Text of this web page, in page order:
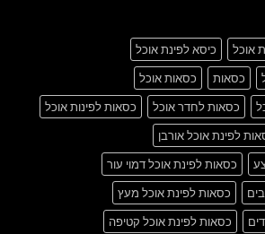
אוכל
כיסא לפינת אוכל
כסאות
כסאות אוכל
כסאות לחדר אוכל
כסאות לפינות אוכל
לפינת אוכל אורבן
כסאות לפינת אוכל דמוי עור
כסאות לפינת אוכל מעץ
כסאות לפינת אוכל קטיפה